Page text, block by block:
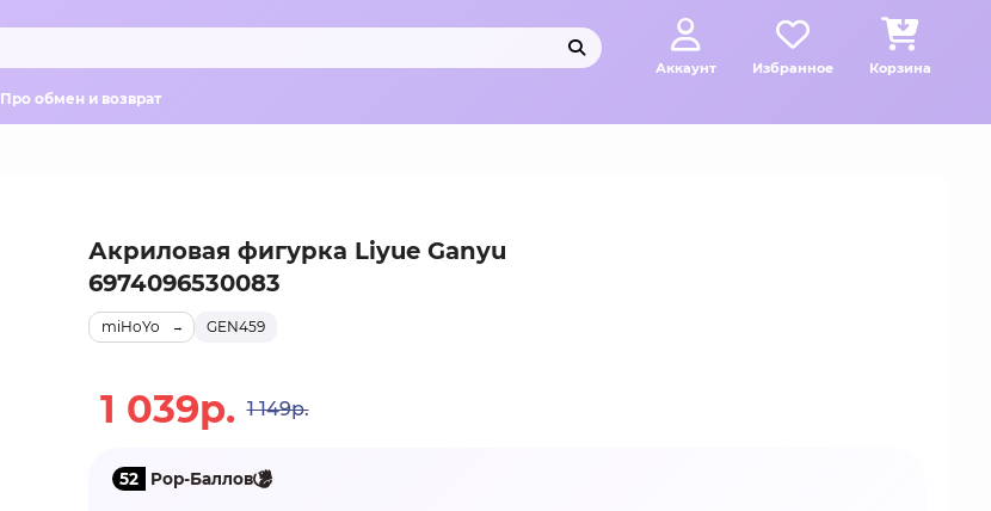
Аккаунт Избранное Корзина
Про обмен и возврат
Акриловая фигурка Liyue Ganyu
6974096530083
GEN459
miHoYo
1 039р. 1 149р.
52 Pop-Баллов